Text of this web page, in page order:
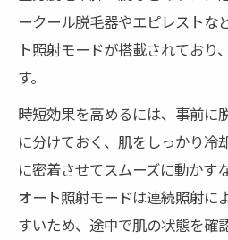
ークール脱毛器やエピレストな
ト照射モードが搭載されており
す。
時短効果を高めるには、事前に
に分けておく、肌をしっかり冷
に密着させてスムーズに動かす
オート照射モードは連続照射に
すいため、途中で肌の状態を確